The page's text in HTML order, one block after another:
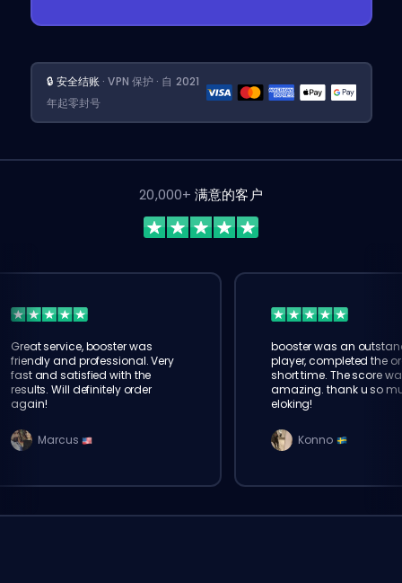
🔒 安全结账 · VPN 保护 · 自 2021
年起零封号
20,000+满意的客户
Great service, booster was
friendly and professional. Very
fast and satisfied with the
results. Will definitely order
again!
Marcus
booster was an
player, completed the
short time. The score
amazing. thank u so
eloking!
Konno